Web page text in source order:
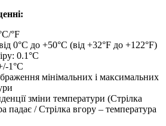
°F
0°C до +50°C (від +32°F до +122°F)
0.1°C
1°C
мінімальних і максимальних
зміни температури (Стрілка
падає / Стрілка вгору – температура